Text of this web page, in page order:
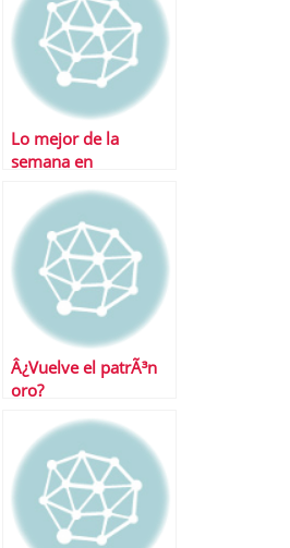
Lo mejor de la
semana en
Â¿Vuelve el patrÃ³n
oro?